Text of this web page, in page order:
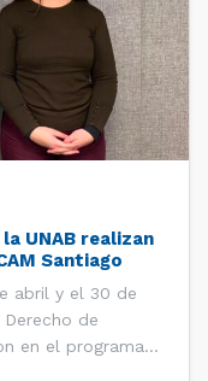
UNAB realizan
Santiago
abril y el 30 de
de
en el programa